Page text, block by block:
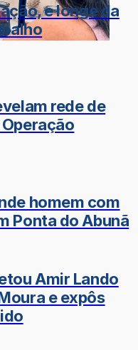
e longe da
rede de
homem com
Ponta do Abunã
Amir Lando
e expôs